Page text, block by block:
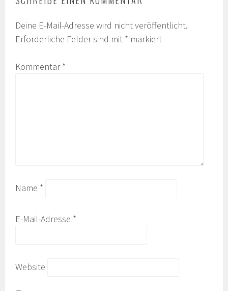
Deine E-Mail-Adresse wird nicht veröffentlicht.
Erforderliche Felder sind mit * markiert
Kommentar*
Name *
E-Mail-Adresse *
Website